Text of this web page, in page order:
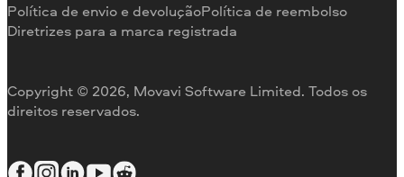
Copyright © 2026, Movavi Software Limited. Todos os
direitos reservados.
Política de envio e devoluçãoPolítica de reembolso
Diretrizes para a marca registrada